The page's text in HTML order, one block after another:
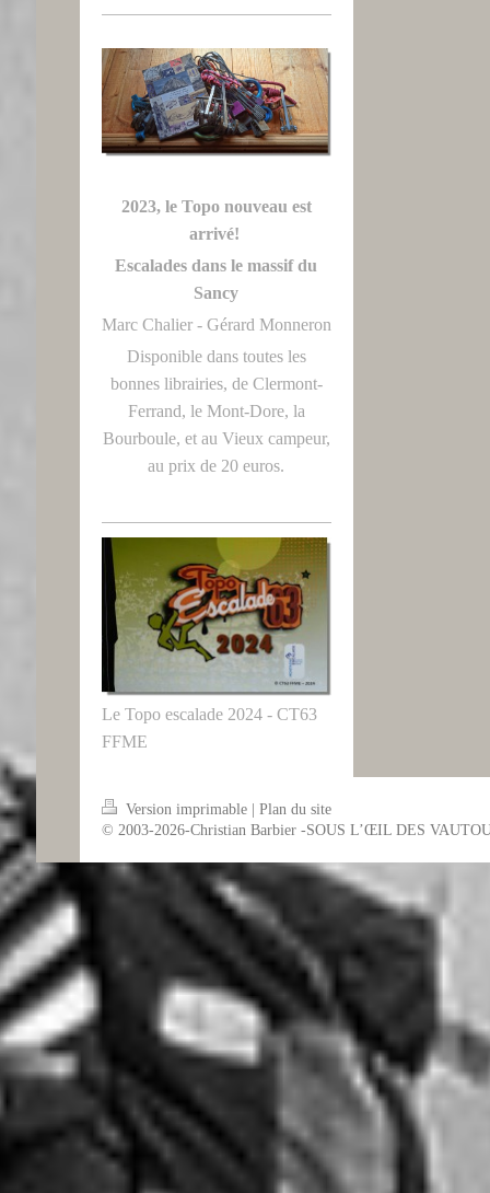
2023, le Topo nouveau est
arrivé!
Escalades dans le massif du
Sancy
Marc Chalier - Gérard Monneron
Disponible dans toutes les
bonnes librairies, de Clermont-
Ferrand, le Mont-Dore, la
Bourboule, et au Vieux campeur,
au prix de 20 euros.
Le Topo escalade 2024 - CT63
FFME
Version imprimable
Plan du site
© 2003-2026-Christian Barbier -SOUS L’ŒIL DES